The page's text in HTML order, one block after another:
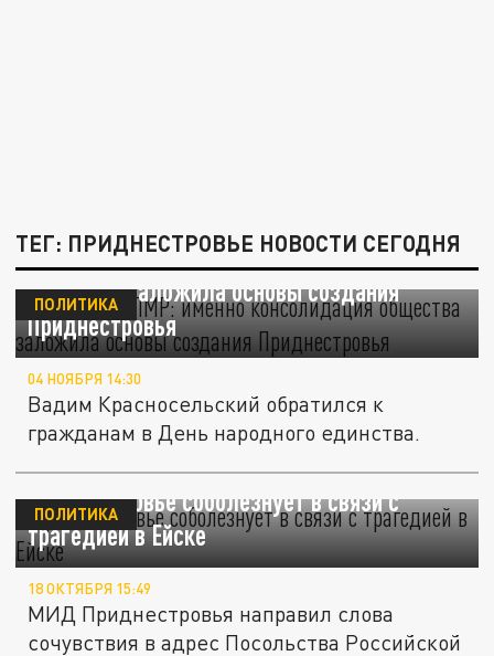
ТЕГ: ПРИДНЕСТРОВЬЕ НОВОСТИ СЕГОДНЯ
Президент ПМР: именно консолидация
общества заложила основы создания
Приднестровья
ПОЛИТИКА
04 НОЯБРЯ 14:30
Вадим Красносельский обратился к
гражданам в День народного единства.
Приднестровье соболезнует в связи с
трагедией в Ейске
ПОЛИТИКА
18 ОКТЯБРЯ 15:49
МИД Приднестровья направил слова
сочувствия в адрес Посольства Российской